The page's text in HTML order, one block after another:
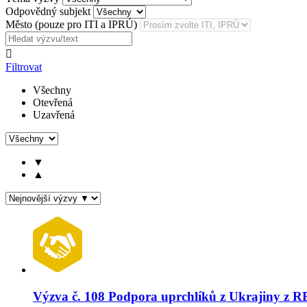
Odpovědný subjekt
Město (pouze pro ITI a IPRÚ)

Filtrovat
Všechny
Otevřená
Uzavřená
▼
▲
Výzva č. 108 Podpora uprchlíků z Ukrajiny z